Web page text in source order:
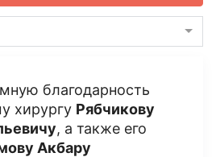
благодарность
хирургу Рябчикову
, а также его
Акбару